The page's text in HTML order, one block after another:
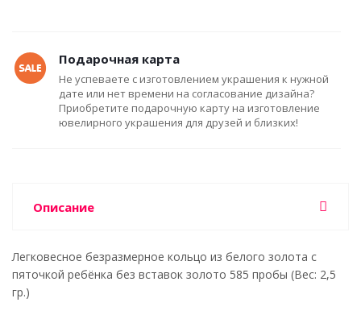
Подарочная карта
Не успеваете с изготовлением украшения к нужной
дате или нет времени на согласование дизайна?
Приобретите подарочную карту на изготовление
ювелирного украшения для друзей и близких!
Описание
Легковесное безразмерное кольцо из белого золота с
пяточкой ребёнка без вставок золото 585 пробы (Вес: 2,5
гр.)